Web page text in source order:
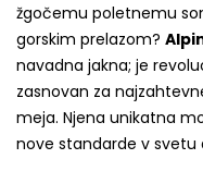
žgočemu poletnemu
gorskim prelazom?
navadna jakna; je
zasnovan za
meja. Njena unikatna
nove standarde v svetu